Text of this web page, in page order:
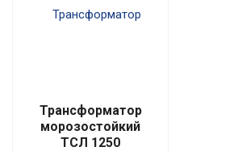
Трансформатор
морозостойкий
ТСЛ 1250